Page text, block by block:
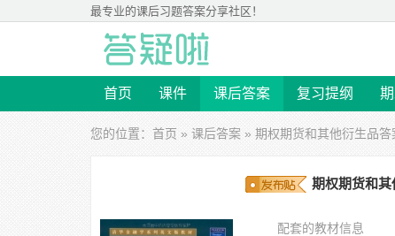
最专业的课后习题答案分享社区！
首页 课件 课后答案 复习提纲
您的位置： 首页 » 课后答案 » 期权期货和其他衍生品答
期权期货和
配套的教材信息